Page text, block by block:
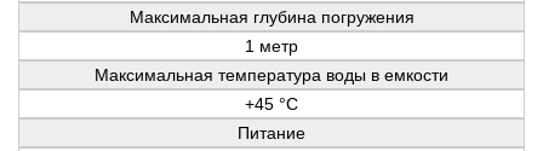
Максимальная глубина погружения
1 метр
Максимальная температура воды в емкости
+45 °C
Питание